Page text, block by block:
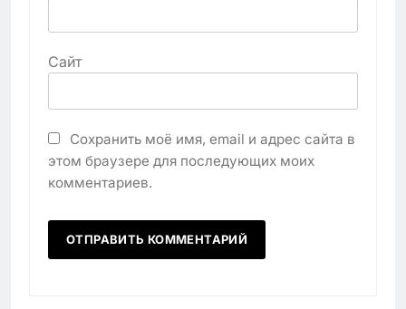
Сайт
Сохранить моё имя, email и адрес сайта в
этом браузере для последующих моих
комментариев.